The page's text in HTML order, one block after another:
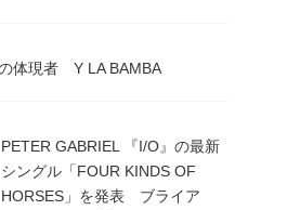
体現者 Y LA BAMBA
PETER GABRIEL 『I/O』の最新
シングル「FOUR KINDS OF
HORSES」を発表 ブライア